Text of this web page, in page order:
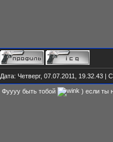
Дата: Четверг, 07.07.2011, 19.32.43 |
Фуууу быть тобой ) если ты